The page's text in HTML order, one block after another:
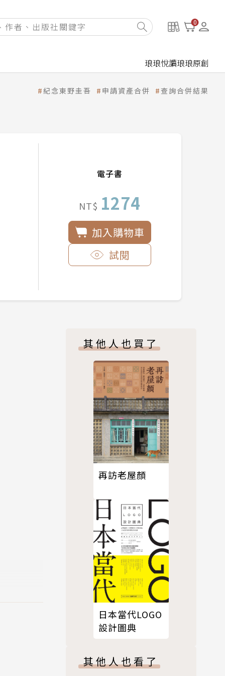
0
琅琅悅讀琅琅原創
紀念東野圭吾 申請資產合併 查詢合併結果
電子書
NT$ 1274
加入購物車
試閱
其他人也買了
再訪老屋顏
日本當代LOGO
設計圖典
其他人也看了